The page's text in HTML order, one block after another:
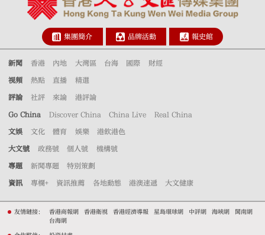
集團簡介 品牌活動 報史館
新聞 香港 內地 大灣區 台海 國際 財經
視頻 熱點 直播 精選
評論 社評 來論 港評論
Go China Discover China China Live Real China
文娛 文化 體育 娛樂 港飲港色
大文號 政務號 個人號 機構號
專題 新聞專題 特別策劃
資訊 專欄+ 資訊推薦 各地動態 港澳速遞 大文健康
友情鏈接： 香港商報網 香港衛視 香港經濟導報 星島環球網 中評網 海峽網
閩南網
台海網